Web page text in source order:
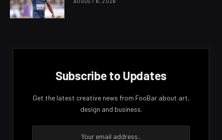
බොහෝ ආයතනවල පවතින අධික වටිනාකම් සහිත අධි
විශේෂ අවධානය යොමුව ඇත.
මේ අතර රජයේ ආයතනවල වැඩි එන්ජින් ධාරිතාවය සහිත
ප්‍රතිපත්තිමය තීරණයක් ගත්තද බොහෝ ආයතනවල එම